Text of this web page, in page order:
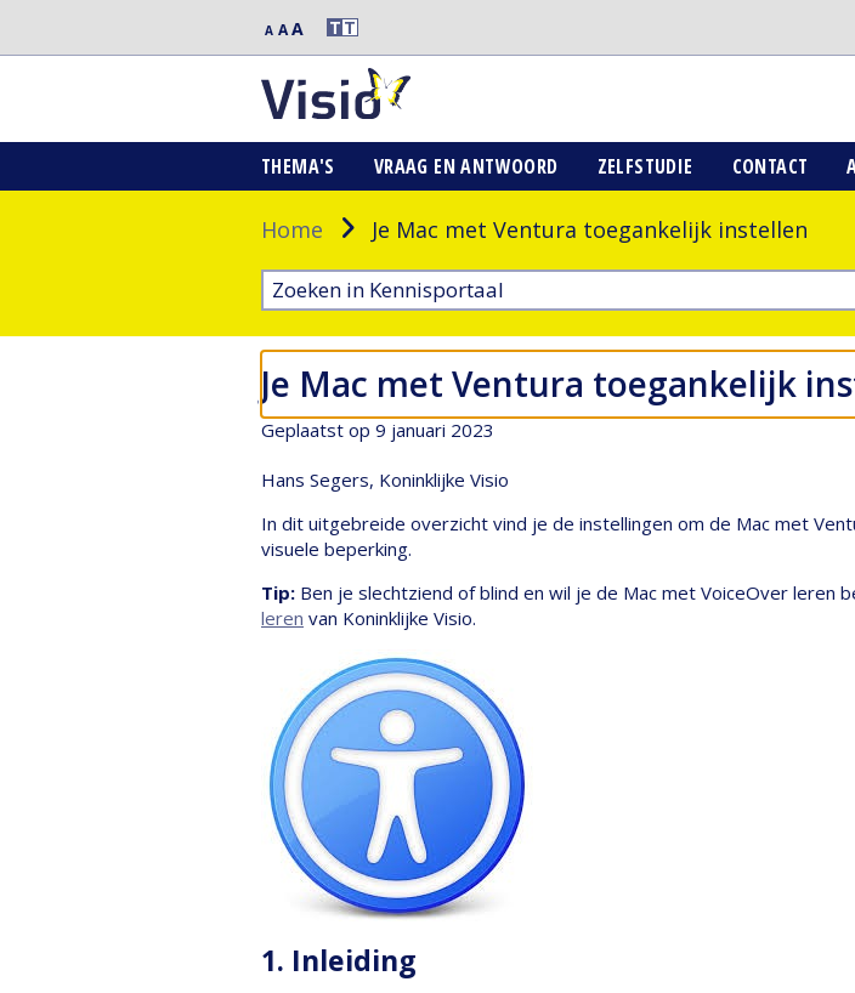
ANormale
AMiddelgrote
letters
A Extra
TT
THEMA'S VRAAG EN ANTWOORD ZELFSTUDIE CONTACT
Home Je Mac met Ventura toegankelijk instellen
Je Mac met Ventura toegankelijk
Geplaatst op 9 januari 2023
Hans Segers, Koninklijke Visio
In dit uitgebreide overzicht vind je de instellingen om de Mac met
visuele beperking.
Tip: Ben je slechtziend of blind en wil je de Mac met VoiceOver leren
leren van Koninklijke Visio.
1. Inleiding